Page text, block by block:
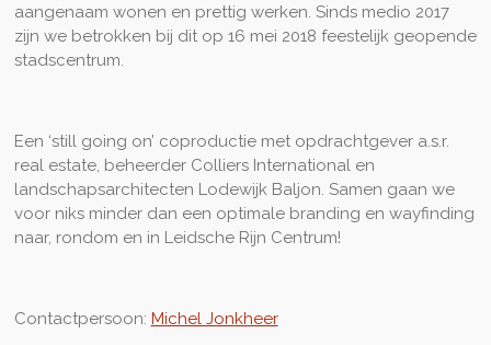
aangenaam wonen en prettig werken. Sinds medio 2017
zijn we betrokken bij dit op 16 mei 2018 feestelijk geopende
stadscentrum.
Een ‘still going on’ coproductie met opdrachtgever a.s.r.
real estate, beheerder Colliers International en
landschapsarchitecten Lodewijk Baljon. Samen gaan we
voor niks minder dan een optimale branding en wayfinding
naar, rondom en in Leidsche Rijn Centrum!
Contactpersoon: Michel Jonkheer